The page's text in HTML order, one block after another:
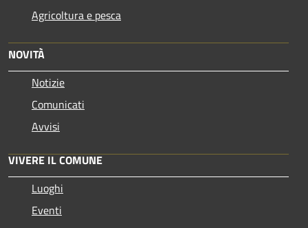
Agricoltura e pesca
NOVITÀ
Notizie
Comunicati
Avvisi
VIVERE IL COMUNE
Luoghi
Eventi